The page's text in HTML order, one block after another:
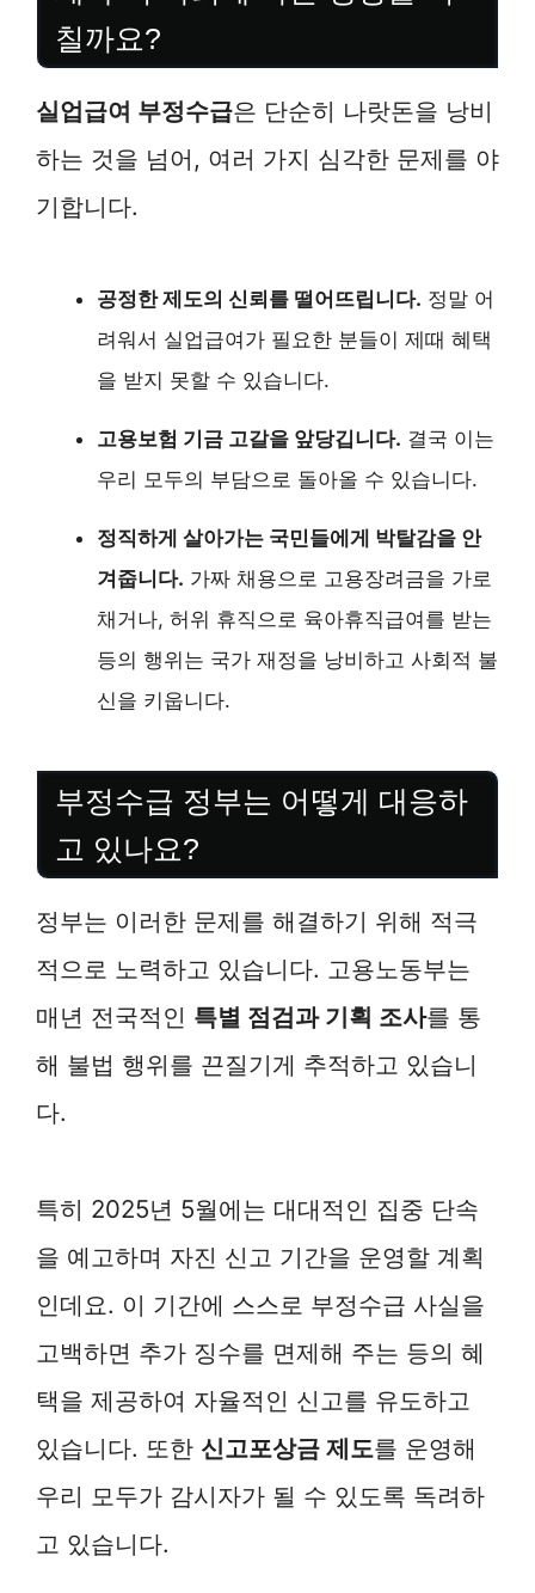
칠까요?
실업급여 부정수급은 단순히 나랏돈을 낭비
하는 것을 넘어, 여러 가지 심각한 문제를 야
기합니다.
공정한 제도의 신뢰를 떨어뜨립니다. 정말 어
려워서 실업급여가 필요한 분들이 제때 혜택
을 받지 못할 수 있습니다.
고용보험 기금 고갈을 앞당깁니다. 결국 이는
우리 모두의 부담으로 돌아올 수 있습니다.
정직하게 살아가는 국민들에게 박탈감을 안
겨줍니다. 가짜 채용으로 고용장려금을 가로
채거나, 허위 휴직으로 육아휴직급여를 받는
등의 행위는 국가 재정을 낭비하고 사회적 불
신을 키웁니다.
부정수급 정부는 어떻게 대응하
고 있나요?
정부는 이러한 문제를 해결하기 위해 적극
적으로 노력하고 있습니다. 고용노동부는
매년 전국적인 특별 점검과 기획 조사를 통
해 불법 행위를 끈질기게 추적하고 있습니
다.
특히 2025년 5월에는 대대적인 집중 단속
을 예고하며 자진 신고 기간을 운영할 계획
인데요. 이 기간에 스스로 부정수급 사실을
고백하면 추가 징수를 면제해 주는 등의 혜
택을 제공하여 자율적인 신고를 유도하고
있습니다. 또한 신고포상금 제도를 운영해
우리 모두가 감시자가 될 수 있도록 독려하
고 있습니다.